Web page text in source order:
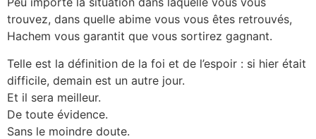
trouvez, dans quelle abime vous vous êtes retrouvés,
Hachem vous garantit que vous sortirez gagnant.
Telle est la définition de la foi et de l’espoir : si hier était
difficile, demain est un autre jour.
Et il sera meilleur.
De toute évidence.
Sans le moindre doute.